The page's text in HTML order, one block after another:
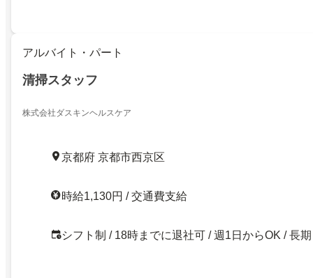
アルバイト・パート
清掃スタッフ
株式会社ダスキンヘルスケア
京都府 京都市西京区
時給1,130円 / 交通費支給
シフト制 / 18時までに退社可 / 週1日からOK / 長期